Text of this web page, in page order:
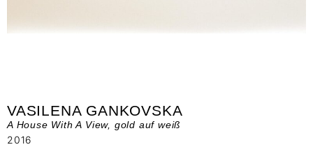
VASILENA GANKOVSKA
A House With A View, gold auf weiß
2016